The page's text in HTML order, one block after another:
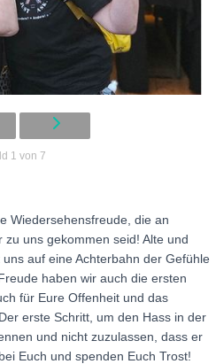
1 von 7
Wiedersehensfreude, die an
uns gekommen seid! Alte und
auf eine Achterbahn der Gefühle
haben wir auch die ersten
für Eure Offenheit und das
erste Schritt, um den Hass in der
und nicht zuzulassen, dass er
Euch und spenden Euch Trost!